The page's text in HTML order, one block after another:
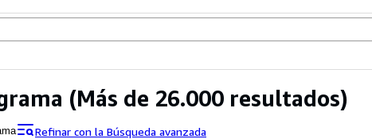
(Más de 26.000 resultados)
Refinar con la Búsqueda avanzada